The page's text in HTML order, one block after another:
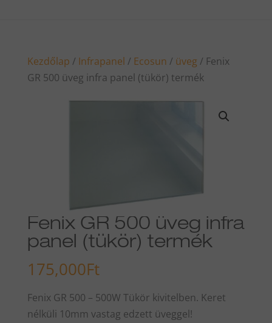
Kezdőlap / Infrapanel / Ecosun / üveg / Fenix
GR 500 üveg infra panel (tükör) termék
Fenix GR 500 üveg infra
panel (tükör) termék
175,000Ft
Fenix GR 500 – 500W Tükör kivitelben. Keret
nélküli 10mm vastag edzett üveggel!